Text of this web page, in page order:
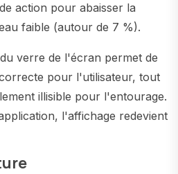
action pour abaisser la
faible (autour de 7 %).
verre de l'écran permet de
pour l'utilisateur, tout
illisible pour l'entourage.
l'affichage redevient